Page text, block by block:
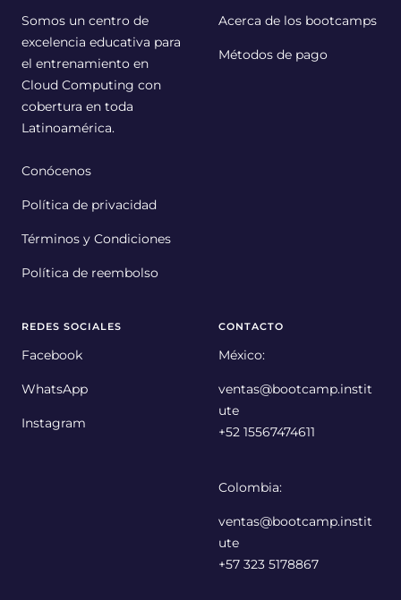
Somos un centro de
excelencia educativa para
el entrenamiento en
Cloud Computing con
cobertura en toda
Latinoamérica.
Conócenos
Política de privacidad
Términos y Condiciones
Política de reembolso
Acerca de los bootcamps
Métodos de pago
REDES SOCIALES
Facebook
WhatsApp
Instagram
CONTACTO
México:
ventas@bootcamp.instit
ute
+52 15567474611
Colombia:
ventas@bootcamp.instit
ute
+57 323 5178867